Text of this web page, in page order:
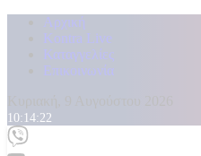
Αρχική
Kontra Live
Καταγγελίες
Επικοινωνία
10:14:23